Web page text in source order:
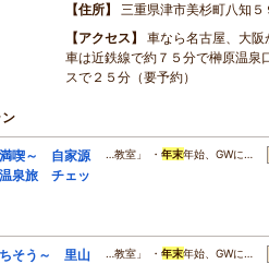
住所
三重県津市美杉町八知５
アクセス
車なら名古屋、大
車は近鉄線で約７５分で榊原温泉
スで２５分（要予約）
ン
満喫～ 自家源
温泉旅 チェッ
…教室」 ・年末年始、GWに…
ちそう～ 里山
…教室」 ・年末年始、GWに…